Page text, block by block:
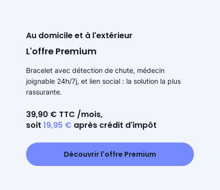
Au domicile et à l'extérieur
L'offre Premium
Bracelet avec détection de chute, médecin
joignable 24h/7j, et lien social : la solution la plus
rassurante.
39,90 € TTC /mois,
soit 19,95 € après crédit d'impôt
Découvrir l'offre Premium